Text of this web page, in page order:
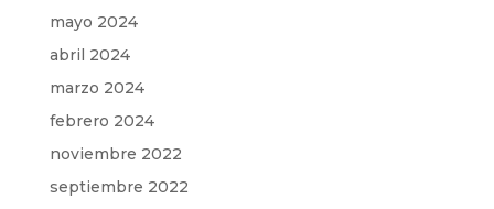
mayo 2024
abril 2024
marzo 2024
febrero 2024
noviembre 2022
septiembre 2022